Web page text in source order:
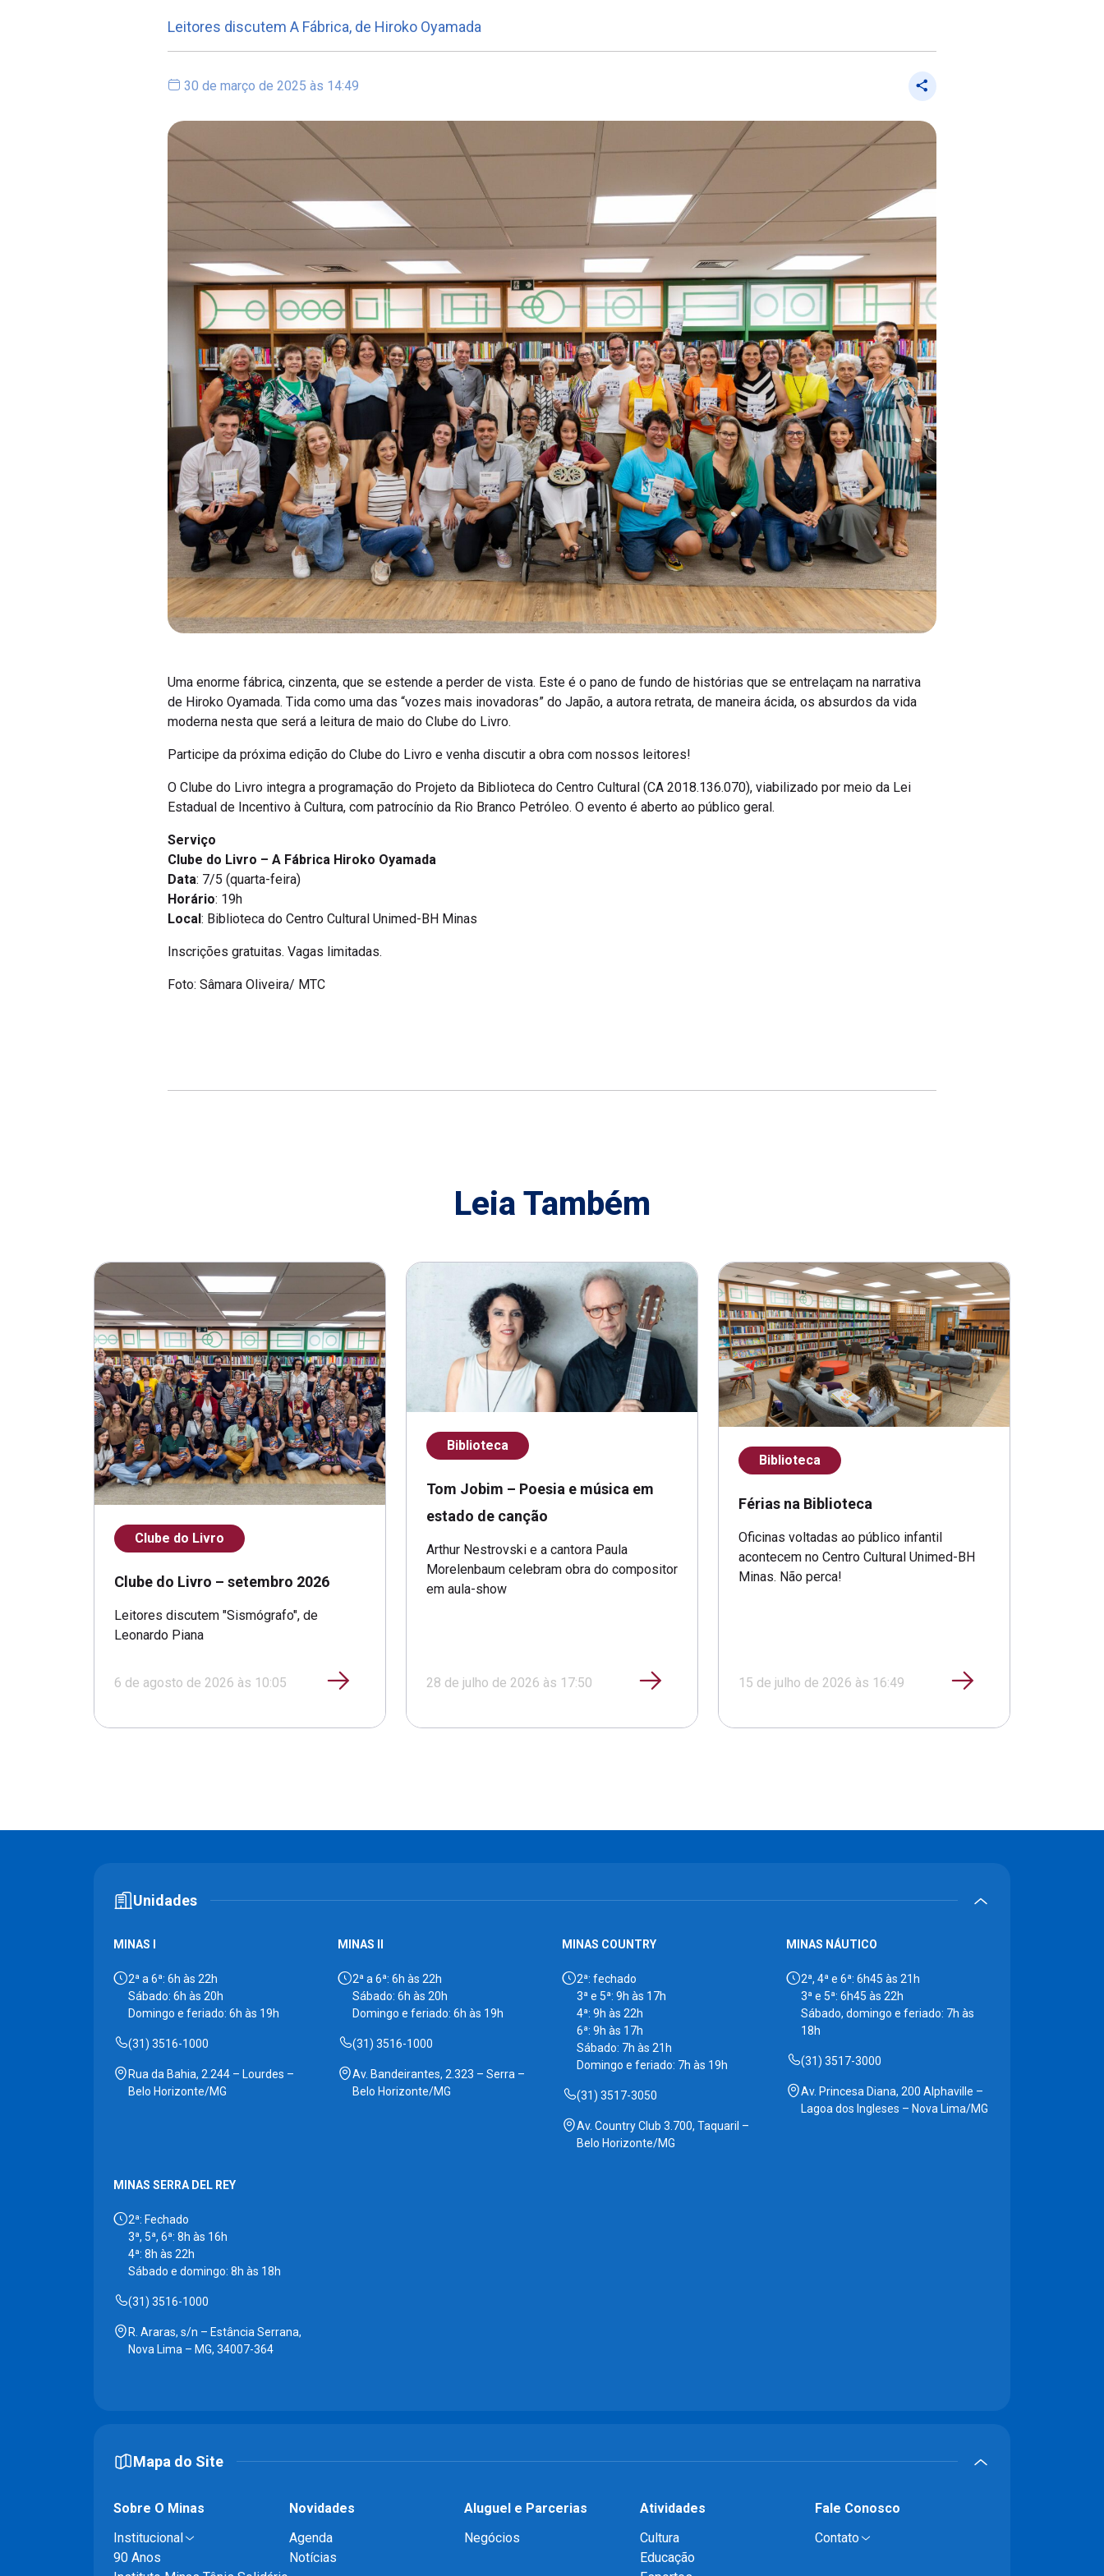
Leitores discutem A Fábrica, de Hiroko Oyamada
30 de março de 2025 às 14:49
Uma enorme fábrica, cinzenta, que se estende a perder de vista. Este é o pano de fundo de histórias que se entrelaçam na narrativa
de Hiroko Oyamada. Tida como uma das “vozes mais inovadoras” do Japão, a autora retrata, de maneira ácida, os absurdos da vida
moderna nesta que será a leitura de maio do Clube do Livro.
Participe da próxima edição do Clube do Livro e venha discutir a obra com nossos leitores!
O Clube do Livro integra a programação do Projeto da Biblioteca do Centro Cultural (CA 2018.136.070), viabilizado por meio da Lei
Estadual de Incentivo à Cultura, com patrocínio da Rio Branco Petróleo. O evento é aberto ao público geral.
Serviço
Clube do Livro – A Fábrica Hiroko Oyamada
Data: 7/5 (quarta-feira)
Horário: 19h
Local : Biblioteca do Centro Cultural Unimed-BH Minas
Inscrições gratuitas. Vagas limitadas.
Foto: Sâmara Oliveira/ MTC
Leia Também
Clube do Livro
Clube do Livro – setembro 2026
Leitores discutem "Sismógrafo", de
Leonardo Piana
6 de agosto de 2026 às 10:05
Biblioteca
Tom Jobim – Poesia e música em
estado de canção
Arthur Nestrovski e a cantora Paula
Morelenbaum celebram obra do compositor
em aula-show
28 de julho de 2026 às 17:50
Biblioteca
Férias na Biblioteca
Oficinas voltadas ao público infantil
acontecem no Centro Cultural Unimed-BH
Minas. Não perca!
15 de julho de 2026 às 16:49
Unidades
MINAS I
2ª a 6ª: 6h às 22h
Sábado: 6h às 20h
Domingo e feriado: 6h às 19h
(31) 3516-1000
Rua da Bahia, 2.244 – Lourdes –
Belo Horizonte/MG
MINAS II
2ª a 6ª: 6h às 22h
Sábado: 6h às 20h
Domingo e feriado: 6h às 19h
(31) 3516-1000
Av. Bandeirantes, 2.323 – Serra –
Belo Horizonte/MG
MINAS COUNTRY
2ª: fechado
3ª e 5ª: 9h às 17h
4ª: 9h às 22h
6ª: 9h às 17h
Sábado: 7h às 21h
Domingo e feriado: 7h às 19h
(31) 3517-3050
Av. Country Club 3.700, Taquaril –
Belo Horizonte/MG
MINAS NÁUTICO
2ª, 4ª e 6ª: 6h45 às 21h
3ª e 5ª: 6h45 às 22h
Sábado, domingo e feriado: 7h às
18h
(31) 3517-3000
Av. Princesa Diana, 200 Alphaville –
Lagoa dos Ingleses – Nova Lima/MG
MINAS SERRA DEL REY
2ª: Fechado
3ª, 5ª, 6ª: 8h às 16h
4ª: 8h às 22h
Sábado e domingo: 8h às 18h
(31) 3516-1000
R. Araras, s/n – Estância Serrana,
Nova Lima – MG, 34007-364
Mapa do Site
Sobre O Minas
Institucional
90 Anos
Novidades
Agenda
Notícias
Aluguel e Parcerias
Negócios
Atividades
Cultura
Educação
Fale Conosco
Contato